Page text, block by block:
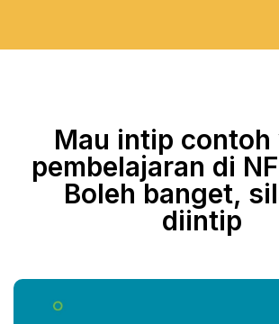
Mau intip contoh
pembelajaran di
Boleh banget,
diintip